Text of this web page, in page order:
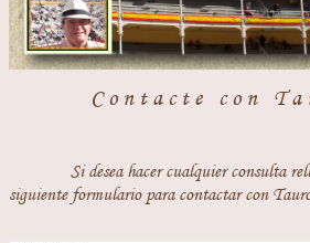
Contacte con
Si desea hacer cualquier consulta
siguiente formulario para contactar con